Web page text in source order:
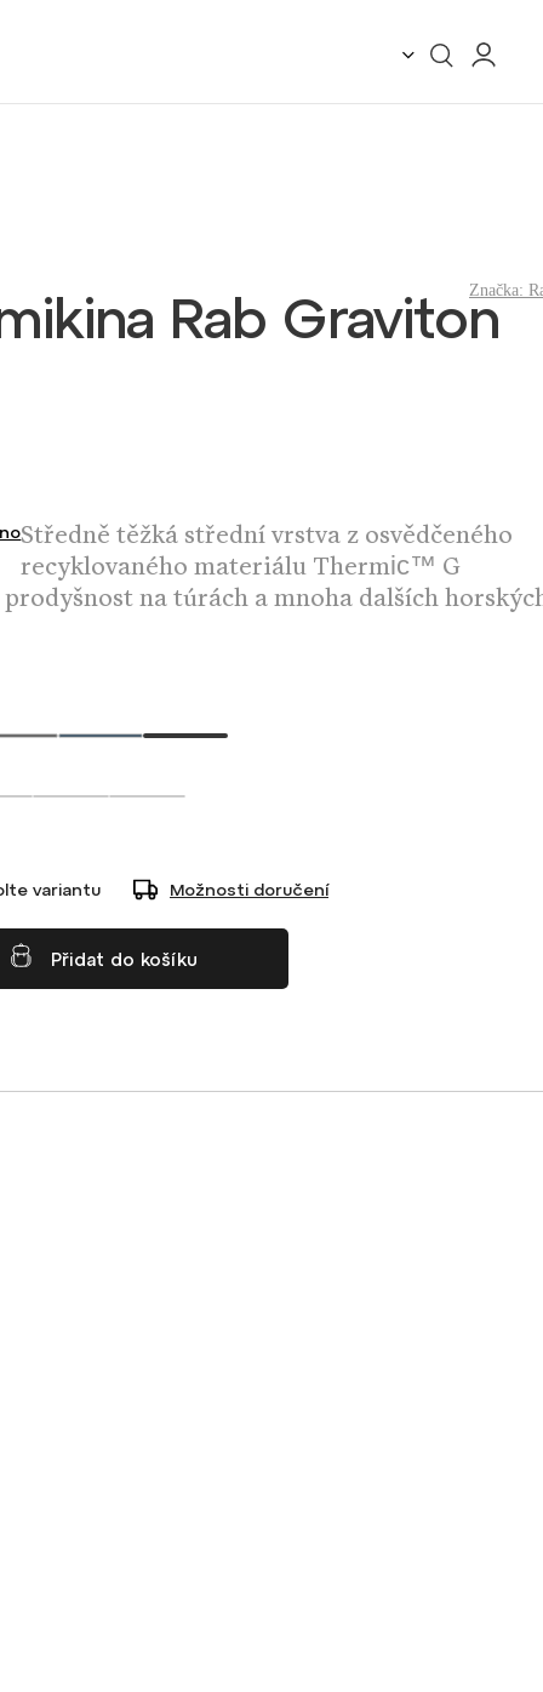
Rab Graviton
Středně těžká střední vrstva z osvědčeného
recyklovaného materiálu Thermic™ G
na túrách a mnoha dalších
Značka:
variantu Možnosti doručení
Přidat do košíku